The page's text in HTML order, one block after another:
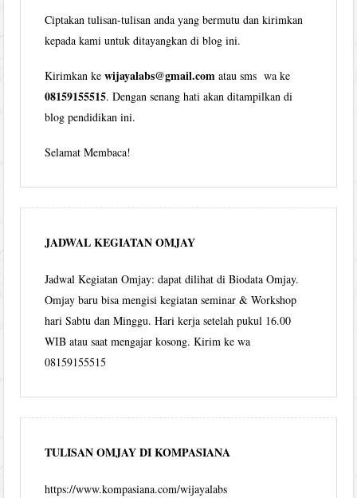
Ciptakan tulisan-tulisan anda yang bermutu dan kirimkan
kepada kami untuk ditayangkan di blog ini.
Kirimkan kewijayalabs@gmail.com atau sms wa ke
08159155515. Dengan senang hati akan ditampilkan di
blog pendidikan ini.
Selamat Membaca!
JADWAL KEGIATAN OMJAY
Jadwal Kegiatan Omjay: dapat dilihat di Biodata Omjay.
Omjay baru bisa mengisi kegiatan seminar & Workshop
hari Sabtu dan Minggu. Hari kerja setelah pukul 16.00
WIB atau saat mengajar kosong. Kirim ke wa
08159155515
TULISAN OMJAY DI KOMPASIANA
https://www.kompasiana.com/wijayalabs